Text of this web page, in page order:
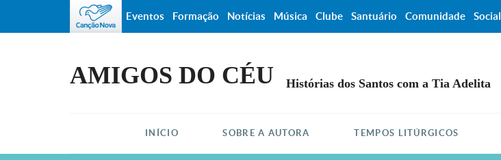
AMIGOS DO CÉU Histórias dos Santos com a Tia Adelita
INÍCIO SOBRE A AUTORA TEMPOS LITÚRGICOS
Eventos Formação Notícias Música Clube Santuário Comunidade Social